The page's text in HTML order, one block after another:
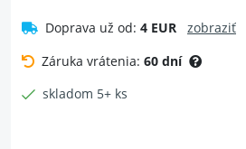
Doprava už od: 4 EUR
zobraziť
Záruka vrátenia: 60 dní
skladom 5+ ks